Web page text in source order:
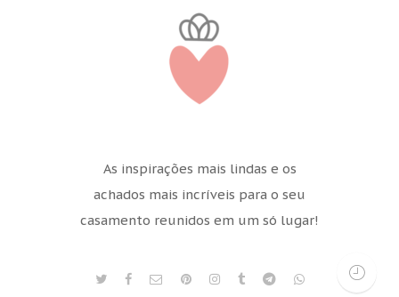
As inspirações mais lindas e os
achados mais incríveis para o seu
casamento reunidos em um só lugar!